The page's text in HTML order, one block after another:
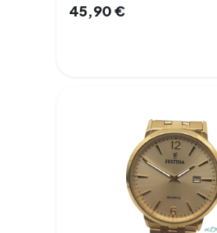
45,90€